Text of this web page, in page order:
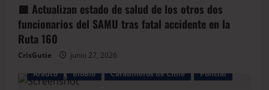
🟥 Actualizan estado de salud de los otros dos
funcionarios del SAMU tras fatal accidente en la
Ruta 160
CrisGutie
junio 27, 2026
Arauco
BioBio Carabineros de Chile Policial